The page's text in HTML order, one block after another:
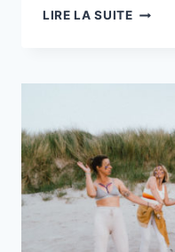
LIRE LA SUITE
JADE